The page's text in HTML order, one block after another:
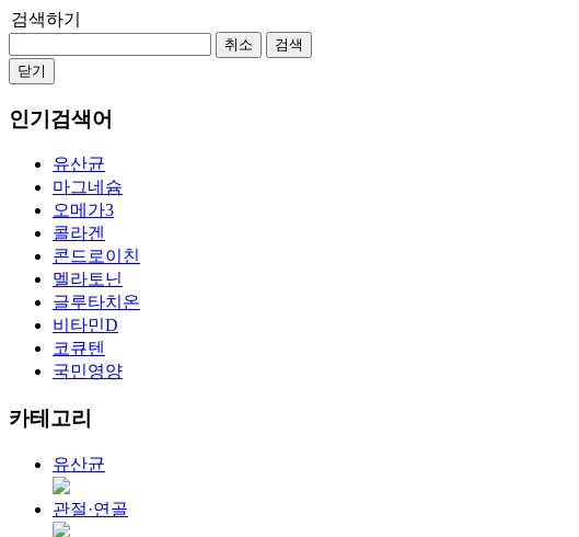
검색하기
취소
검색
닫기
인기검색어
유산균
마그네슘
오메가3
콜라겐
콘드로이친
멜라토닌
글루타치온
비타민D
코큐텐
국민영양
카테고리
유산균
관절·연골